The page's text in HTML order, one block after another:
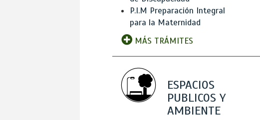
P.I.M Preparación Integral
para la Maternidad
MÁS TRÁMITES
ESPACIOS
PUBLICOS Y
AMBIENTE